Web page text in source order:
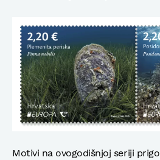
Motivi na ovogodišnjoj seriji